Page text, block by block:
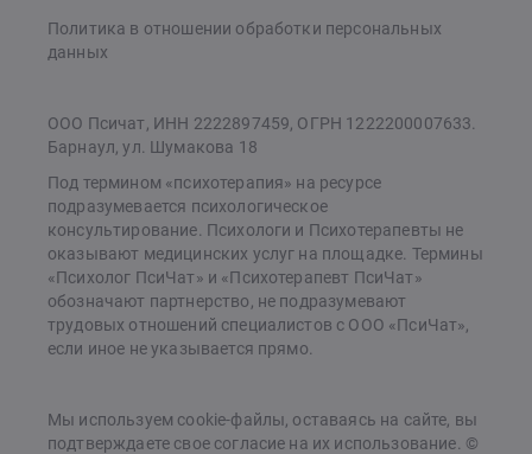
Политика в отношении обработки персональных
данных
ООО Псичат, ИНН 2222897459, ОГРН 1222200007633.
Барнаул, ул. Шумакова 18
Под термином «психотерапия» на ресурсе
подразумевается психологическое
консультирование. Психологи и Психотерапевты не
оказывают медицинских услуг на площадке. Термины
«Психолог ПсиЧат» и «Психотерапевт ПсиЧат»
обозначают партнерство, не подразумевают
трудовых отношений специалистов с ООО «ПсиЧат»,
если иное не указывается прямо.
Мы используем cookie-файлы, оставаясь на сайте, вы
подтверждаете свое согласие на их использование. ©